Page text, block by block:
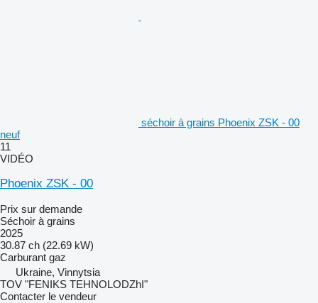
séchoir à grains Phoenix ZSK - 00
neuf
11
VIDÉO
Phoenix ZSK - 00
Prix sur demande
Séchoir à grains
2025
30.87 ch (22.69 kW)
Carburant gaz
Ukraine, Vinnytsia
TOV "FENIKS TEHNOLODZhI"
Contacter le vendeur